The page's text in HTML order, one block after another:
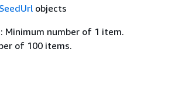
SeedUrlobjects
Minimum number of 1 item.
of 100 items.